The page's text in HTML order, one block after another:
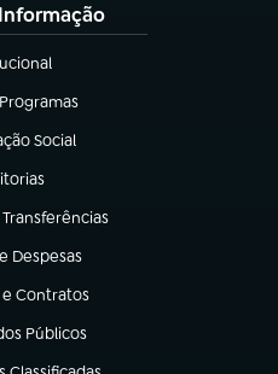
nova aba)
nova aba)
Social
nova aba)
em nova aba)
aba)
Despesas
aba)
Contratos
aba)
Públicos
aba)